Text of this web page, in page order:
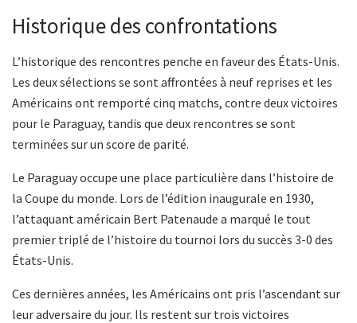
Historique des confrontations
L’historique des rencontres penche en faveur des États-Unis.
Les deux sélections se sont affrontées à neuf reprises et les
Américains ont remporté cinq matchs, contre deux victoires
pour le Paraguay, tandis que deux rencontres se sont
terminées sur un score de parité.
Le Paraguay occupe une place particulière dans l’histoire de
la Coupe du monde. Lors de l’édition inaugurale en 1930,
l’attaquant américain Bert Patenaude a marqué le tout
premier triplé de l’histoire du tournoi lors du succès 3-0 des
États-Unis.
Ces dernières années, les Américains ont pris l’ascendant sur
leur adversaire du jour. Ils restent sur trois victoires